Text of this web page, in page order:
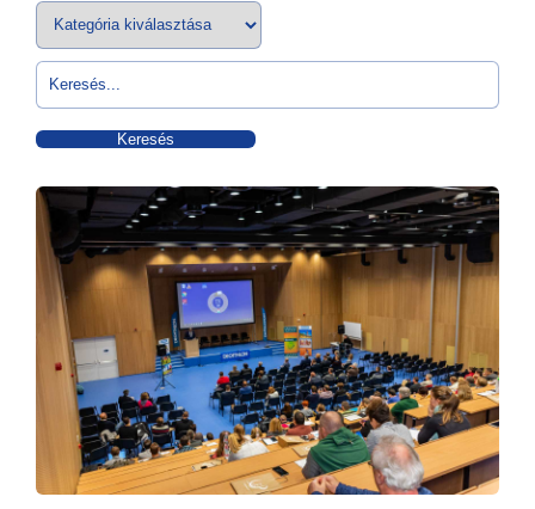
Keresés